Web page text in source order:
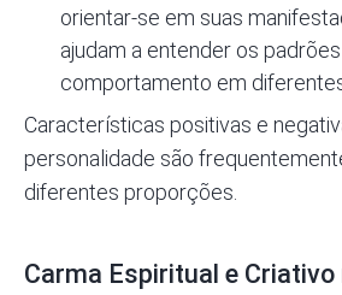
orientar-se em suas
ajudam a entender os
comportamento em
Características positivas e
personalidade são
diferentes proporções.
Carma Espiritual e